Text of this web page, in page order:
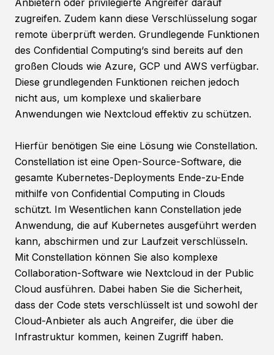
Anbietern oder privilegierte Angreifer darauf
zugreifen. Zudem kann diese Verschlüsselung sogar
remote überprüft werden. Grundlegende Funktionen
des Confidential Computing‘s sind bereits auf den
großen Clouds wie Azure, GCP und AWS verfügbar.
Diese grundlegenden Funktionen reichen jedoch
nicht aus, um komplexe und skalierbare
Anwendungen wie Nextcloud effektiv zu schützen.
Hierfür benötigen Sie eine Lösung wie Constellation.
Constellation ist eine Open-Source-Software, die
gesamte Kubernetes-Deployments Ende-zu-Ende
mithilfe von Confidential Computing in Clouds
schützt. Im Wesentlichen kann Constellation jede
Anwendung, die auf Kubernetes ausgeführt werden
kann, abschirmen und zur Laufzeit verschlüsseln.
Mit Constellation können Sie also komplexe
Collaboration-Software wie Nextcloud in der Public
Cloud ausführen. Dabei haben Sie die Sicherheit,
dass der Code stets verschlüsselt ist und sowohl der
Cloud-Anbieter als auch Angreifer, die über die
Infrastruktur kommen, keinen Zugriff haben.